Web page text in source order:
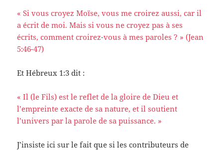
« Si vous croyez Moïse, vous me croirez aussi, car il
a écrit de moi. Mais si vous ne croyez pas à ses
écrits, comment croirez-vous à mes paroles ? » (Jean
5:46-47)
Et Hébreux 1:3 dit :
« Il (le Fils) est le reflet de la gloire de Dieu et
l’empreinte exacte de sa nature, et il soutient
l’univers par la parole de sa puissance. »
J’insiste ici sur le fait que si les contributeurs de